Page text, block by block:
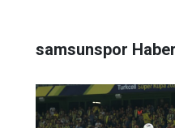
samsunspor